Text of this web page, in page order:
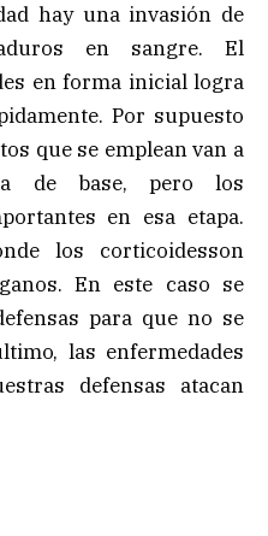
hay una invasión de
en sangre. El
en forma inicial logra
Por supuesto
que se emplean van a
de base, pero los
en esa etapa.
los corticoidesson
En este caso se
para que no se
las enfermedades
defensas atacan